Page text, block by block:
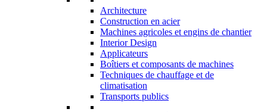
Architecture
Construction en acier
Machines agricoles et engins de chantier
Interior Design
Applicateurs
Boîtiers et composants de machines
Techniques de chauffage et de
climatisation
Transports publics